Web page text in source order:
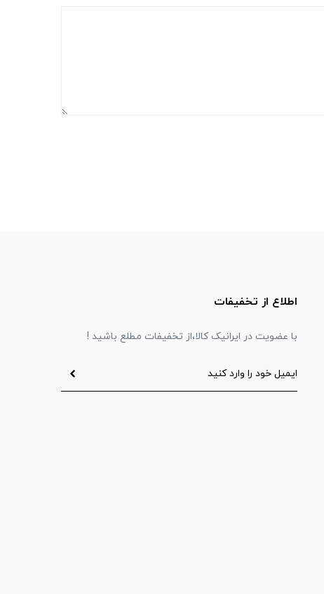
اطلاع از تخفیفات
با عضویت در ایرانیک کالا،از تخفیفات مطلع باشید !